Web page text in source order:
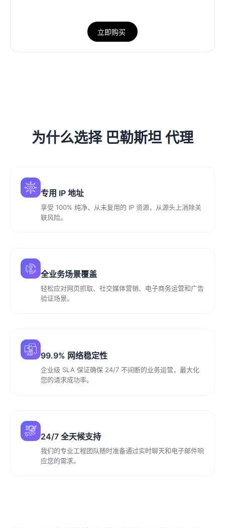
立即购买
为什么选择 巴勒斯坦 代理
专用 IP 地址
享受 100% 纯净、从未复用的 IP 资源，从源头上消除关
联风险。
全业务场景覆盖
轻松应对网页抓取、社交媒体营销、电子商务运营和广告
验证场景。
99.9% 网络稳定性
企业级 SLA 保证确保 24/7 不间断的业务运营，最大化
您的请求成功率。
24/7 全天候支持
我们的专业工程团队随时准备通过实时聊天和电子邮件响
应您的需求。